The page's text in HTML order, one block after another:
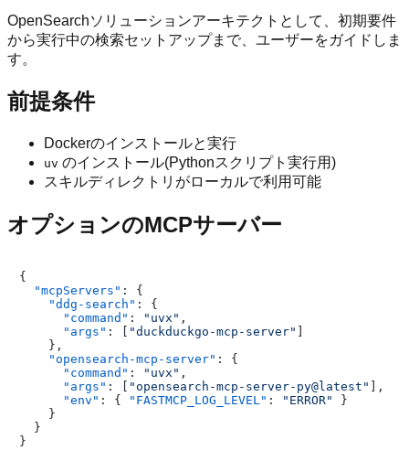
OpenSearchソリューションアーキテクトとして、初期要件
から実行中の検索セットアップまで、ユーザーをガイドしま
す。
前提条件
Dockerのインストールと実行
uv のインストール(Pythonスクリプト実行用)
スキルディレクトリがローカルで利用可能
オプションのMCPサーバー
{
"mcpServers" :
{
"ddg-search" :
{
"command" : "uvx" ,
"args" : "duckduckgo-mcp-server"
} ,
"opensearch-mcp-server" :
{
"command" : "uvx" ,
"args" : "opensearch-mcp-server-py@latest"
,
"env" : { "FASTMCP_LOG_LEVEL" : "ERROR"
}
}
}
}